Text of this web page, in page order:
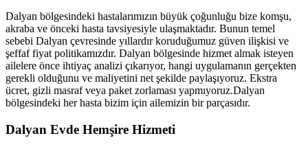
Dalyan bölgesindeki hastalarımızın büyük çoğunluğu bize komşu,
akraba ve önceki hasta tavsiyesiyle ulaşmaktadır. Bunun temel
sebebi Dalyan çevresinde yıllardır koruduğumuz güven ilişkisi ve
şeffaf fiyat politikamızdır. Dalyan bölgesinde hizmet almak isteyen
ailelere önce ihtiyaç analizi çıkarıyor, hangi uygulamanın gerçekten
gerekli olduğunu ve maliyetini net şekilde paylaşıyoruz. Ekstra
ücret, gizli masraf veya paket zorlaması yapmıyoruz.Dalyan
bölgesindeki her hasta bizim için ailemizin bir parçasıdır.
Dalyan Evde Hemşire Hizmeti